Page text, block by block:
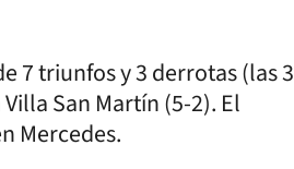
7 triunfos y 3 derrotas (las 3
San Martín (5-2). El
Mercedes.